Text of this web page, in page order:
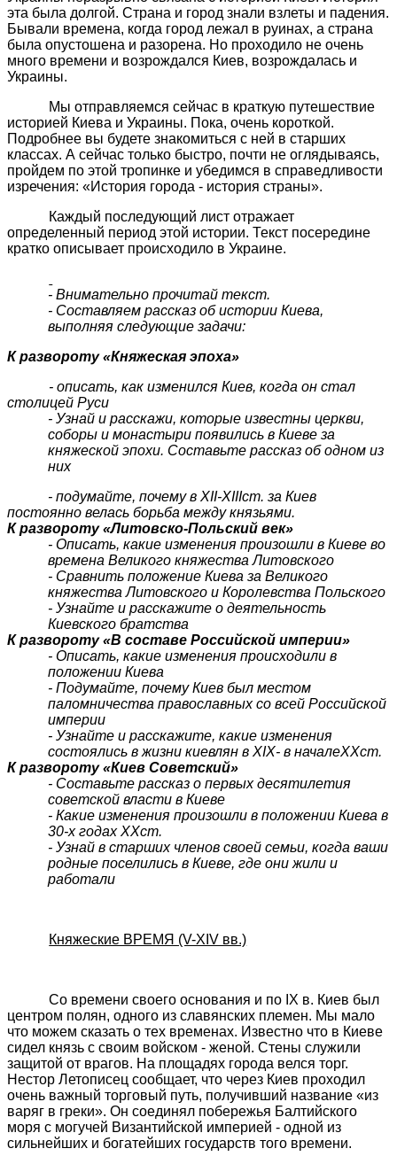
эта была долгой. Страна и город знали взлеты и падения.
Бывали времена, когда город лежал в руинах, а страна
была опустошена и разорена. Но проходило не очень
много времени и возрождался Киев, возрождалась и
Украины.
Мы отправляемся сейчас в краткую путешествие
историей Киева и Украины. Пока, очень короткой.
Подробнее вы будете знакомиться с ней в старших
классах. А сейчас только быстро, почти не оглядываясь,
пройдем по этой тропинке и убедимся в справедливости
изречения: «История города - история страны».
Каждый последующий лист отражает
определенный период этой истории. Текст посередине
кратко описывает происходило в Украине.
- Внимательно прочитай текст.
- Составляем рассказ об истории Киева,
выполняя следующие задачи:
К развороту «Княжеская эпоха»
- описать, как изменился Киев, когда он стал
столицей Руси
- Узнай и расскажи, которые известны церкви,
соборы и монастыри появились в Киеве за
княжеской эпохи. Составьте рассказ об одном из
них
- подумайте, почему в XII-XIIIст. за Киев
постоянно велась борьба между князьями.
К развороту «Литовско-Польский век»
- Описать, какие изменения произошли в Киеве во
времена Великого княжества Литовского
- Сравнить положение Киева за Великого
княжества Литовского и Королевства Польского
- Узнайте и расскажите о деятельность
Киевского братства
К развороту «В составе Российской империи»
- Описать, какие изменения происходили в
положении Киева
- Подумайте, почему Киев был местом
паломничества православных со всей Российской
империи
- Узнайте и расскажите, какие изменения
состоялись в жизни киевлян в XIX- в началеXXст.
К развороту «Киев Советский»
- Составьте рассказ о первых десятилетия
советской власти в Киеве
- Какие изменения произошли в положении Киева в
30-х годахXXст.
- Узнай в старших членов своей семьи, когда ваши
родные поселились в Киеве, где они жили и
работали
Княжеские ВРЕМЯ (V-XIV вв.)
Со времени своего основания и по IX в. Киев был
центром полян, одного из славянских племен. Мы мало
что можем сказать о тех временах. Известно что в Киеве
сидел князь с своим войском - женой. Стены служили
защитой от врагов. На площадях города велся торг.
Нестор Летописец сообщает, что через Киев проходил
очень важный торговый путь, получивший название «из
варяг в греки». Он соединял побережья Балтийского
моря с могучей Византийской империей - одной из
сильнейших и богатейших государств того времени.